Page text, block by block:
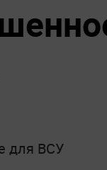
для ВСУ